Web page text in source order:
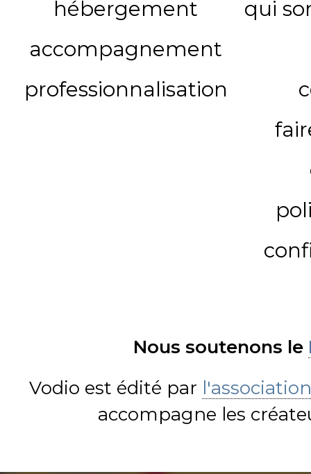
hébergement
accompagnement
professionnalisation
qui